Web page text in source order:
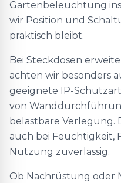
Gartenbeleuchtung
wir Position und
praktisch bleibt.
Bei Steckdosen
achten wir besonders
geeignete IP-
von
belastbare Verlegung.
auch bei Feuchtigkeit,
Nutzung zuverlässig.
Ob Nachrüstung oder